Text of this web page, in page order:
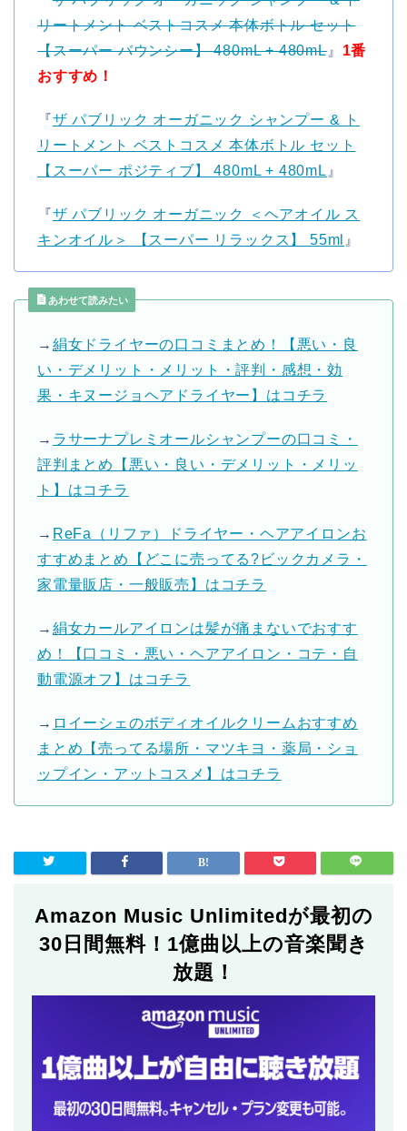
リートメント ベストコスメ 本体ボトル セット
【スーパー バウンシー】 480mL + 480mL』 1番
おすすめ！
『ザ パブリック オーガニック シャンプー & ト
リートメント ベストコスメ 本体ボトル セット
【スーパー ポジティブ】 480mL + 480mL 』
『ザ パブリック オーガニック ＜ヘアオイル ス
キンオイル＞ 【スーパー リラックス】 55ml 』
あわせて読みたい
→ 絹女ドライヤーの口コミまとめ！【悪い・良
い・デメリット・メリット・評判・感想・効
果・キヌージョヘアドライヤー】はコチラ
→ ラサーナプレミオールシャンプーの口コミ・
評判まとめ【悪い・良い・デメリット・メリッ
ト】はコチラ
→ ReFa（リファ）ドライヤー・ヘアアイロンお
すすめまとめ【どこに売ってる?ビックカメラ・
家電量販店・一般販売】はコチラ
→ 絹女カールアイロンは髪が痛まないでおすす
め！【口コミ・悪い・ヘアアイロン・コテ・自
動電源オフ】はコチラ
→ ロイーシェのボディオイルクリームおすすめ
まとめ【売ってる場所・マツキヨ・薬局・ショ
ップイン・アットコスメ】はコチラ
Amazon Music Unlimitedが最初の
30日間無料！1億曲以上の音楽聞き
放題！